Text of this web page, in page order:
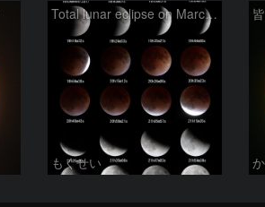
Total lunar eclipse on March 3, 2026
もくせい